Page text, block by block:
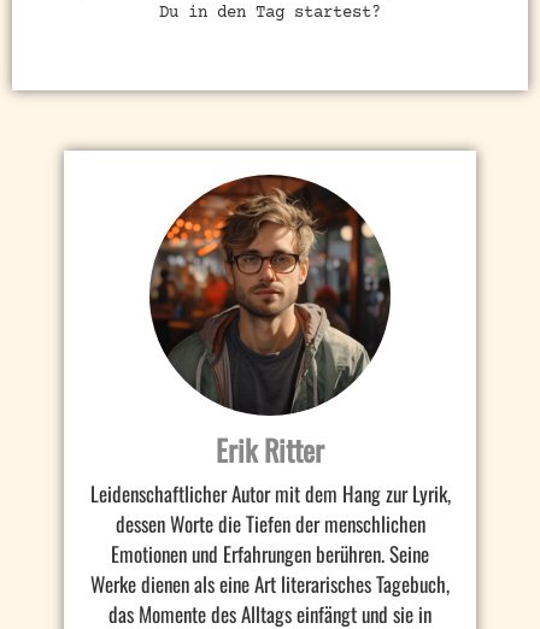
Du in den Tag startest?
Erik Ritter
Leidenschaftlicher Autor mit dem Hang zur Lyrik,
dessen Worte die Tiefen der menschlichen
Emotionen und Erfahrungen berühren. Seine
Werke dienen als eine Art literarisches Tagebuch,
das Momente des Alltags einfängt und sie in